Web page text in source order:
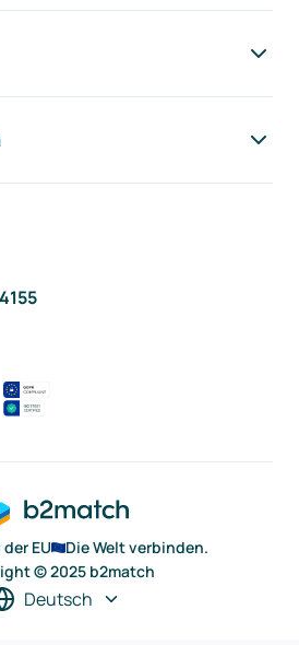
EU
Die Welt verbinden.
© 2025 b2match
Deutsch